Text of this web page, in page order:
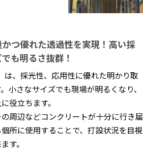
つ優れた透過性を実現！高い採
も明るさ抜群！
は、採光性、応用性に優れた明かり取
小さなサイズでも現場が明るくなり、
役立ちます。
周辺などコンクリートが十分に行き届
所に使用することで、打設状況を目視
す。